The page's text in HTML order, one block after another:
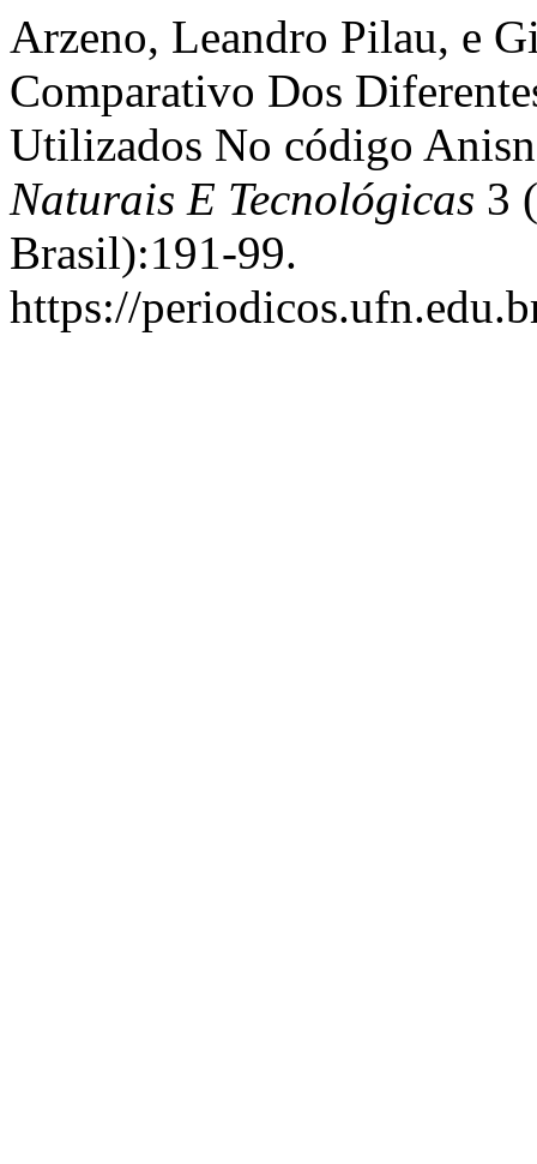
Arzeno, Leandro Pilau, e
Comparativo Dos
Utilizados No código
Naturais E Tecnológicas 3
Brasil):191-99.
https://